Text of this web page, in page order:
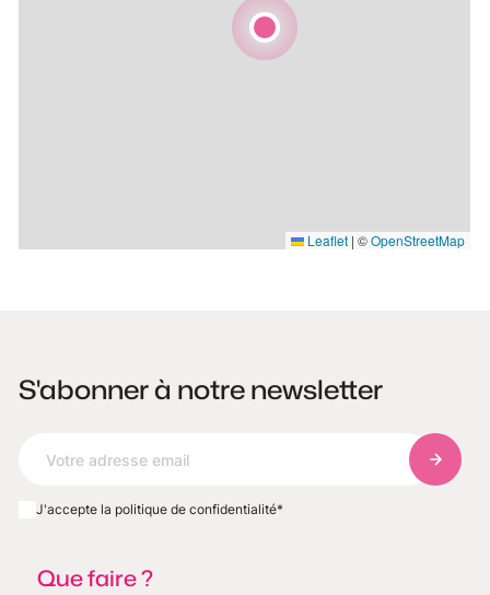
Leaflet | ©OpenStreetMap
S'abonner à notre newsletter
J'accepte la politique de confidentialité*
Que faire ?